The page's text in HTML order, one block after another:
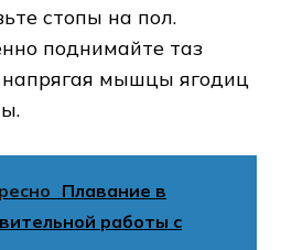
стопы на пол.
поднимайте таз
напрягая мышцы ягодиц
Плавание в
работы с